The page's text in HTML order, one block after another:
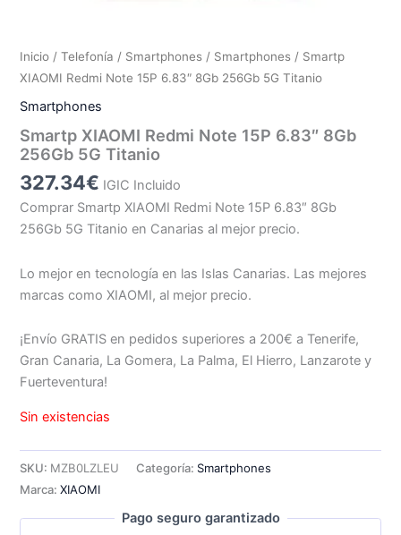
Inicio /Telefonía / Smartphones / Smartphones / Smartp
XIAOMI Redmi Note 15P 6.83″ 8Gb 256Gb 5G Titanio
Smartphones
Smartp XIAOMI Redmi Note 15P 6.83″ 8Gb
256Gb 5G Titanio
327.34€ IGIC Incluido
Comprar Smartp XIAOMI Redmi Note 15P 6.83″ 8Gb
256Gb 5G Titanio en Canarias al mejor precio.
Lo mejor en tecnología en las Islas Canarias. Las mejores
marcas como XIAOMI, al mejor precio.
¡Envío GRATIS en pedidos superiores a 200€ a Tenerife,
Gran Canaria, La Gomera, La Palma, El Hierro, Lanzarote y
Fuerteventura!
Sin existencias
SKU: MZB0LZLEU Categoría: Smartphones
Marca:XIAOMI
Pago seguro garantizado